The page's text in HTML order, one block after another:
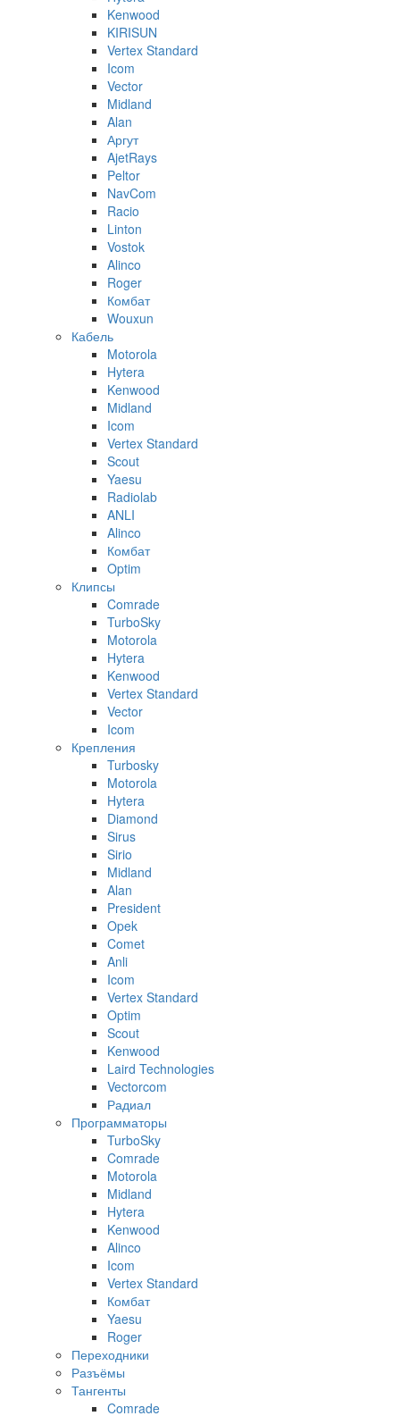
Kenwood
KIRISUN
Vertex Standard
Icom
Vector
Midland
Alan
Аргут
AjetRays
Peltor
NavCom
Racio
Linton
Vostok
Alinco
Roger
Комбат
Wouxun
Кабель
Motorola
Hytera
Kenwood
Midland
Icom
Vertex Standard
Scout
Yaesu
Radiolab
ANLI
Alinco
Комбат
Optim
Клипсы
Comrade
TurboSky
Motorola
Hytera
Kenwood
Vertex Standard
Vector
Icom
Крепления
Turbosky
Motorola
Hytera
Diamond
Sirus
Sirio
Midland
Alan
President
Opek
Comet
Anli
Icom
Vertex Standard
Optim
Scout
Kenwood
Laird Technologies
Vectorcom
Радиал
Программаторы
TurboSky
Comrade
Motorola
Midland
Hytera
Kenwood
Alinco
Icom
Vertex Standard
Комбат
Yaesu
Roger
Переходники
Разъёмы
Тангенты
Comrade